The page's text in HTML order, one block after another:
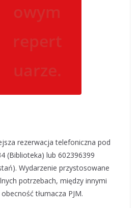
owym
repert
uarze.
rezerwacja telefoniczna pod
(Biblioteka) lub 602396399
Wydarzenie przystosowane
potrzebach, między innymi
tłumacza PJM.